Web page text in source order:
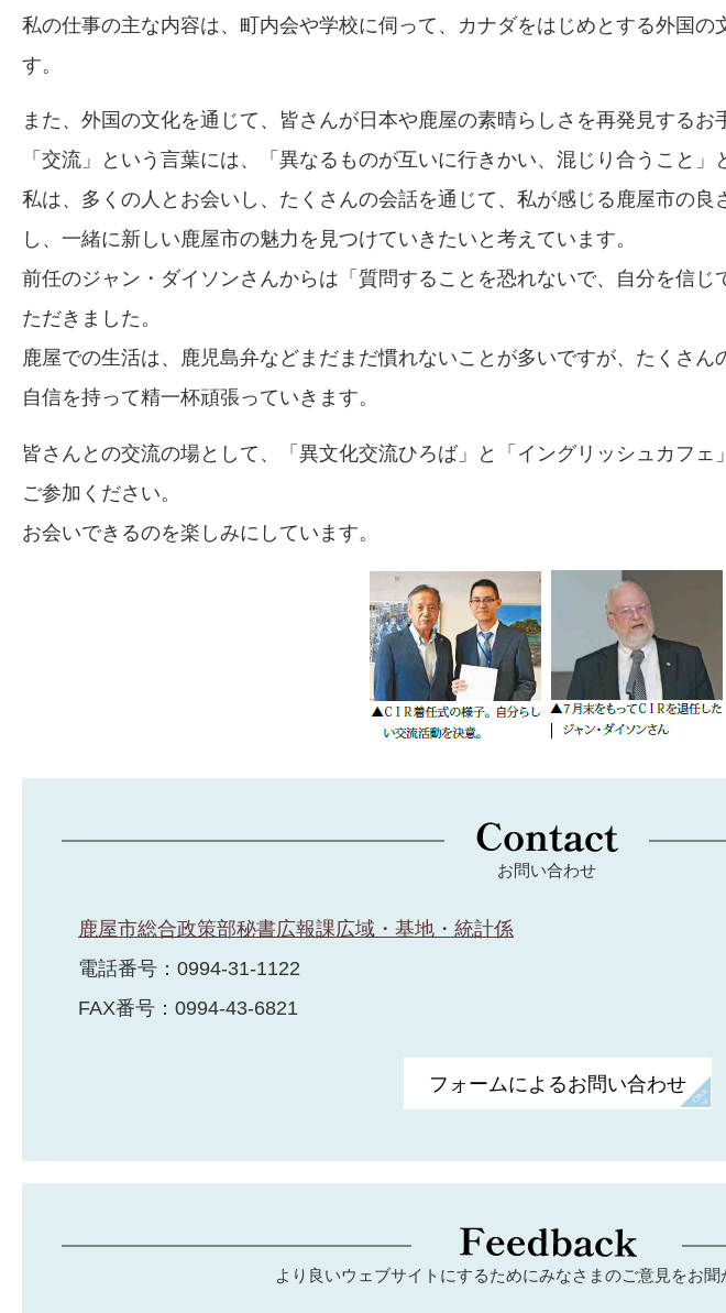
私の仕事の主な内容は、町内会や学校に伺って、カナダをはじめとする外国
す。
また、外国の文化を通じて、皆さんが日本や鹿屋の素晴らしさを再発見するお
「交流」という言葉には、「異なるものが互いに行きかい、混じり合うこと」
私は、多くの人とお会いし、たくさんの会話を通じて、私が感じる鹿屋市の
し、一緒に新しい鹿屋市の魅力を見つけていきたいと考えています。
前任のジャン・ダイソンさんからは「質問することを恐れないで、自分を信
ただきました。
鹿屋での生活は、鹿児島弁などまだまだ慣れないことが多いですが、たくさん
自信を持って精一杯頑張っていきます。
皆さんとの交流の場として、「異文化交流ひろば」と「イングリッシュカフ
ご参加ください。
お会いできるのを楽しみにしています。
お問い合わせ
鹿屋市総合政策部秘書広報課広域・基地・統計係
電話番号：0994-31-1122
FAX番号：0994-43-6821
より良いウェブサイトにするためにみなさまのご意見をお聞